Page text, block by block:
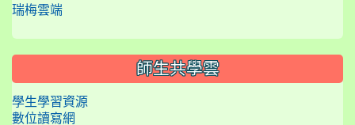
瑞梅雲端
師生共學雲
學生學習資源
數位讀寫網